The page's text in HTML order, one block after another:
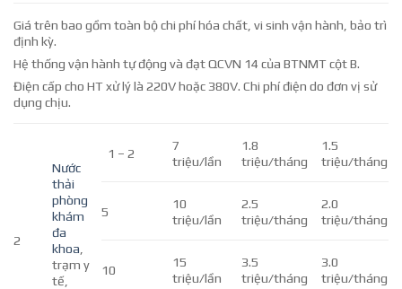
Giá trên bao gồm toàn bộ chi phí hóa chất, vi sinh vận hành, bảo trì
định kỳ.
Hệ thống vận hành tự động và đạt QCVN 14 của BTNMT cột B.
Điện cấp cho HT xử lý là 220V hoặc 380V. Chi phí điện do đơn vị sử
dụng chịu.
2
Nước
thải
phòng
khám
đa
khoa
trạm y
tế,
1 – 2
7
triệu/lần
1.8
triệu/tháng
1.5
triệu/tháng
5
10
triệu/lần
2.5
triệu/tháng
2.0
triệu/tháng
10
15
triệu/lần
3.5
triệu/tháng
3.0
triệu/tháng